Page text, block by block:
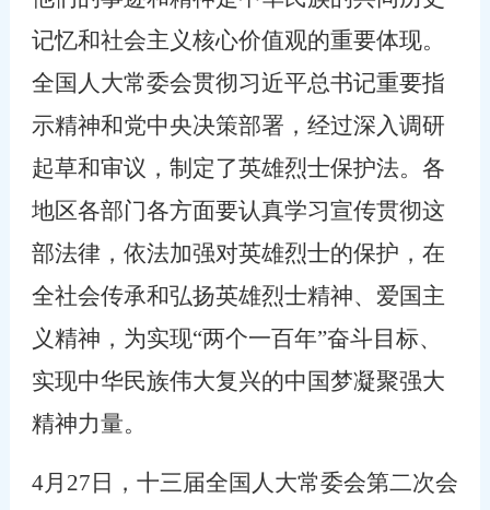
记忆和社会主义核心价值观的重要体现。
全国人大常委会贯彻习近平总书记重要指
示精神和党中央决策部署，经过深入调研
起草和审议，制定了英雄烈士保护法。各
地区各部门各方面要认真学习宣传贯彻这
部法律，依法加强对英雄烈士的保护，在
全社会传承和弘扬英雄烈士精神、爱国主
义精神，为实现“两个一百年”奋斗目标、
实现中华民族伟大复兴的中国梦凝聚强大
精神力量。
4月 27 日，十三届全国人大常委会第二次会